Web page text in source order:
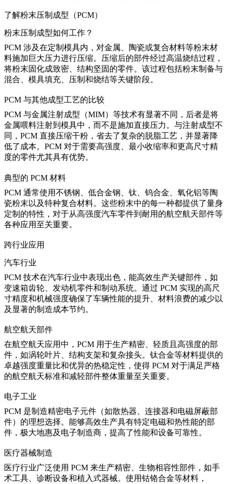
了解粉末压制成型（PCM）
粉末压制成型如何工作？
PCM 涉及在定制模具内，对金属、陶瓷或复合材料等粉末材
料施加巨大压力进行压缩。压缩后的部件经过高温烧结过程，
将粉末固化成致密、结构坚固的零件。该过程包括粉末制备与
混合 、模具填充、压制和烧结等关键阶段。
PCM 与其他成型工艺的比较
PCM 与金属注射成型（MIM） 等技术有显著不同，后者是将
金属喂料注射到模具中，而不是施加直接压力。与注射成型不
同，PCM 直接压缩干粉，省去了复杂的脱脂工艺，并显著降
低了成本。PCM 对于需要高强度、最小收缩率和更高尺寸精
度的零件尤其具有优势。
典型的 PCM 材料
PCM 通常使用不锈钢、 低合金钢 、钛、钨合金、氧化铝等陶
瓷粉末以及特种复合材料。这些粉末中的每一种都提供了量身
定制的特性，对于从高强度汽车零件到耐用的航空航天部件等
各种应用至关重要。
跨行业应用
汽车行业
PCM 技术在汽车行业中表现出色，能高效生产关键部件，如
变速箱齿轮、发动机零件和制动系统。通过 PCM 实现的高尺
寸精度和机械强度确保了车辆性能的提升、材料浪费的减少以
及显著的制造成本节约。
航空航天部件
在航空航天应用中，PCM 用于生产精密、轻质且高强度的部
件，如涡轮叶片、结构支架和复杂接头。 钛合金等材料提供的
卓越强度重量比和优异的热稳定性，使得 PCM 对于满足严格
的航空航天标准和减轻部件整体重量至关重要。
电子工业
PCM 是制造精密电子元件（如散热器、连接器和电磁屏蔽部
件）的理想选择。能够高效生产具有特定电磁和热性能的部
件，极大地惠及电子制造商，提高了性能和设备可靠性。
医疗器械制造
医疗行业广泛使用 PCM 来生产精密、生物相容性部件，如手
术工具、诊断设备和植入式器械。使用钴铬合金等材料，